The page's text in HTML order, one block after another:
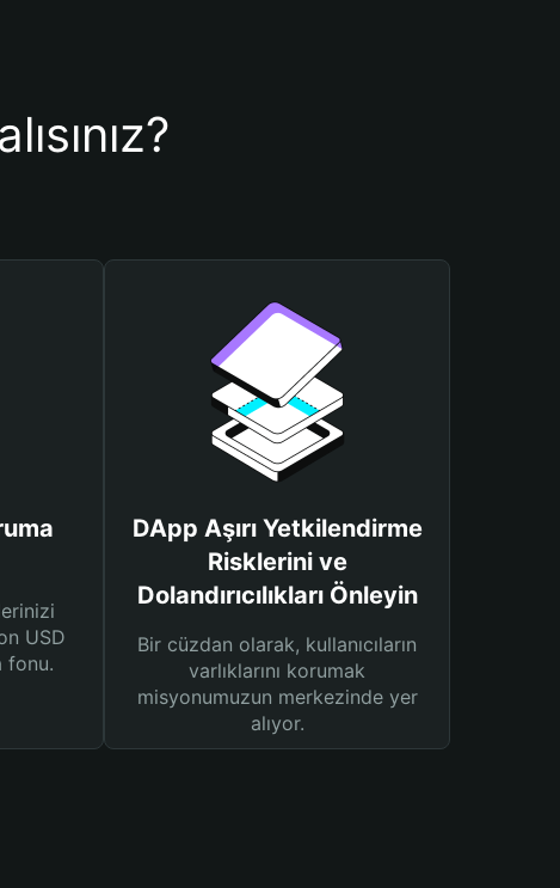
USD
fonu.
DApp Aşırı Yetkilendirme
Risklerini ve
Dolandırıcılıkları Önleyin
Bir cüzdan olarak, kullanıcıların
varlıklarını korumak
misyonumuzun merkezinde yer
alıyor.